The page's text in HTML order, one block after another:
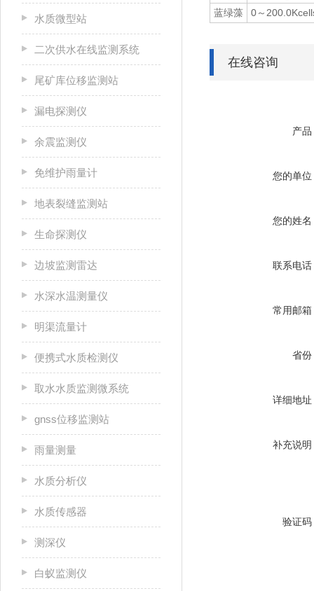
水质微型站
二次供水在线监测系统
尾矿库位移监测站
漏电探测仪
余震监测仪
免维护雨量计
地表裂缝监测站
生命探测仪
边坡监测雷达
水深水温测量仪
明渠流量计
便携式水质检测仪
取水水质监测微系统
gnss位移监测站
雨量测量
水质分析仪
水质传感器
测深仪
白蚁监测仪
蓝绿藻
0～
在线咨询
产品
您的单位
您的姓名
联系电话
常用邮箱
省份
详细地址
补充说明
验证码